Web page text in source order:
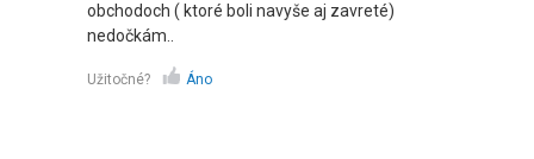
obchodoch ( ktoré boli navyše aj zavreté)
nedočkám..
Užitočné? Áno